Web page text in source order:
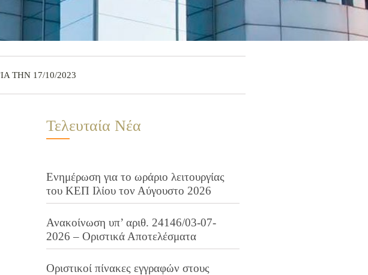
ΤΗΝ 17/10/2023
Τελευταία Νέα
Ενημέρωση για το ωράριο λειτουργίας
του ΚΕΠ Ιλίου τον Αύγουστο 2026
Ανακοίνωση υπ’ αριθ. 24146/03-07-
2026 – Οριστικά Αποτελέσματα
Οριστικοί πίνακες εγγραφών στους